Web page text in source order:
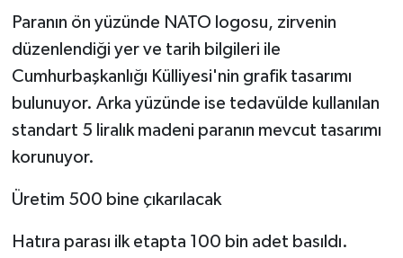
Paranın ön yüzünde NATO logosu, zirvenin
düzenlendiği yer ve tarih bilgileri ile
Cumhurbaşkanlığı Külliyesi'nin grafik tasarımı
bulunuyor. Arka yüzünde ise tedavülde kullanılan
standart 5 liralık madeni paranın mevcut tasarımı
korunuyor.
Üretim 500 bine çıkarılacak
Hatıra parası ilk etapta 100 bin adet basıldı.